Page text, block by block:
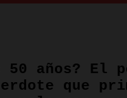
50 años? El
que